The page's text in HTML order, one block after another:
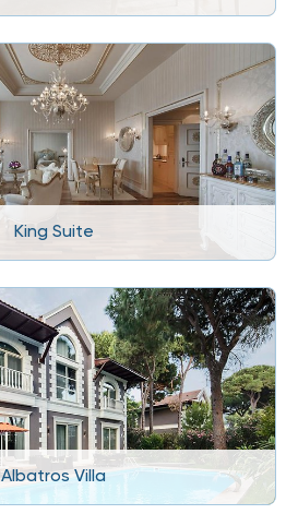
King Suite
Albatros Villa